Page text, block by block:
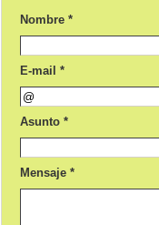
Nombre *
E-mail *
Asunto *
Mensaje *